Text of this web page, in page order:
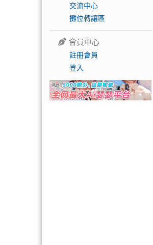
交流中心
攤位轉讓區
會員中心
註冊會員
登入